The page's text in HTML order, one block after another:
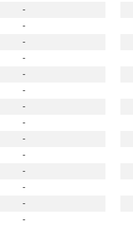
-
-
-
-
-
-
-
-
-
-
-
-
-
-